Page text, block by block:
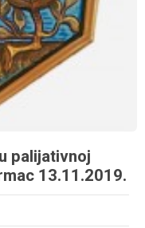
palijativnoj
13.11.2019.